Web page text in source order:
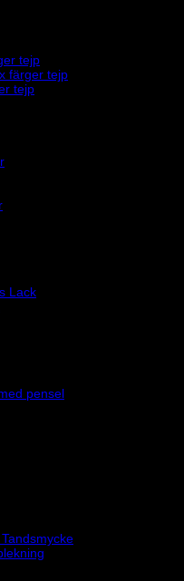
tejp
färger tejp
tejp
Lack
pensel